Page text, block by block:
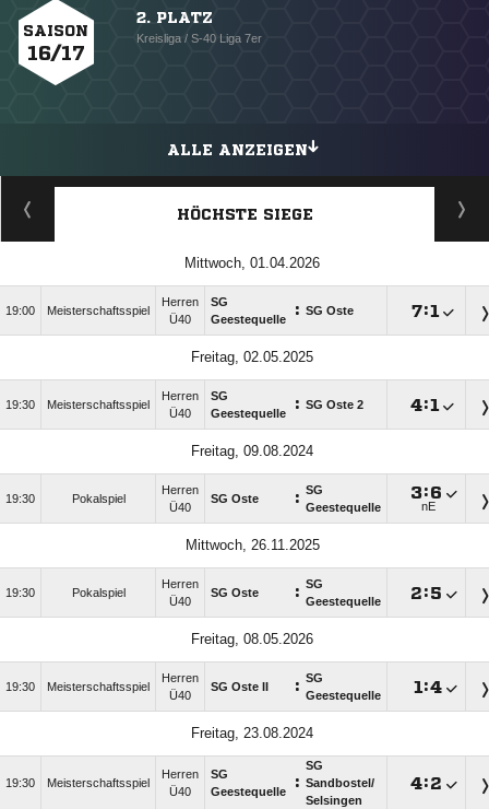
SAISON
16/17
2. PLATZ
Kreisliga / S-40 Liga 7er
ALLE ANZEIGEN
HÖCHSTE SIEGE
Mittwoch, 01.04.2026
19:00 Meisterschaftsspiel
Herren
Ü40
SG
Geestequelle
: SG Oste :
Freitag, 02.05.2025
19:30 Meisterschaftsspiel
Herren
Ü40
SG
Geestequelle
: SG Oste 2 :
Freitag, 09.08.2024
19:30 Pokalspiel
Herren
Ü40
SG Oste : SG
Geestequelle
:
nE
Mittwoch, 26.11.2025
19:30 Pokalspiel
Herren
Ü40
SG Oste : SG
Geestequelle
:
Freitag, 08.05.2026
19:30 Meisterschaftsspiel
Herren
Ü40
SG Oste II : SG
Geestequelle
:
Freitag, 23.08.2024
19:30 Meisterschaftsspiel
Herren
Ü40
SG
Geestequelle
:
SG
Sandbostel/​
Selsingen
: